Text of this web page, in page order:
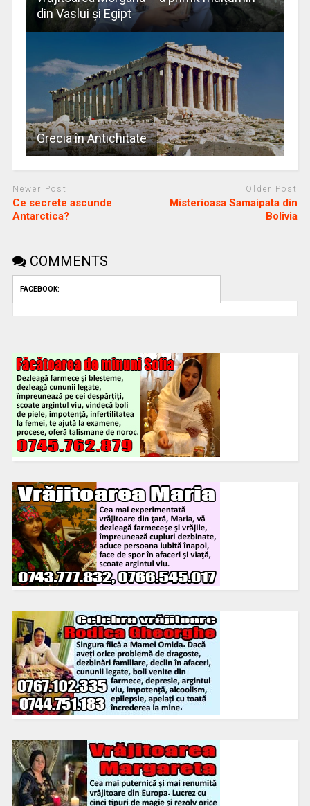
din Vaslui și Egipt
Grecia în Antichitate
Newer Post
Ce secrete ascunde
Antarctica?
Older Post
Misterioasa Samaipata din
Bolivia
COMMENTS
FACEBOOK: